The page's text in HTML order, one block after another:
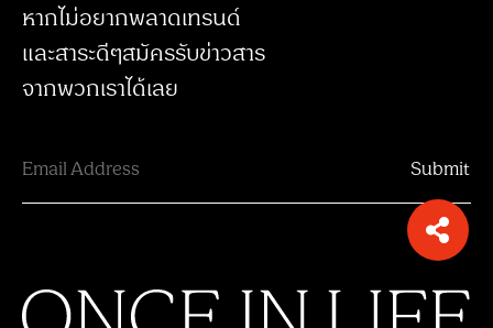
หากไม่อยากพลาดเทรนด์
และสาระดีๆสมัครรับข่าวสาร
จากพวกเราได้เลย